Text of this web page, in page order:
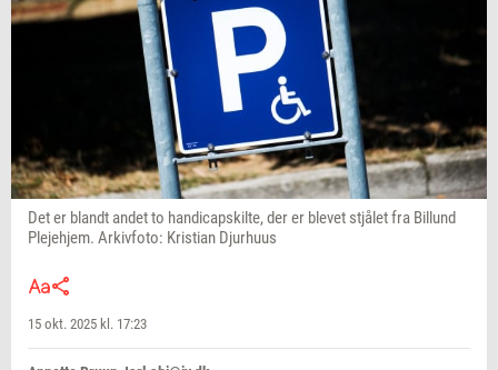
Det er blandt andet to handicapskilte, der er blevet stjålet fra Billund
Plejehjem. Arkivfoto: Kristian Djurhuus
15 okt. 2025 kl. 17:23